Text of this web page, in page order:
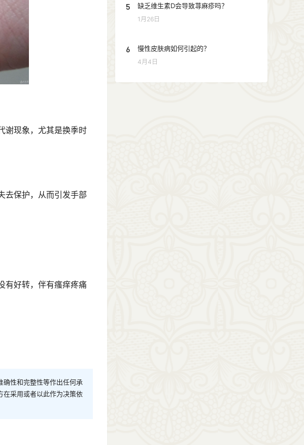
谢现象，尤其是换季时
去保护，从而引发手部
有好转，伴有瘙痒疼痛
确性和完整性等作出任何承
在采用或者以此作为决策依
5 缺乏维生素D会导致荨麻疹吗？
1月26日
6 慢性皮肤病如何引起的？
4月4日